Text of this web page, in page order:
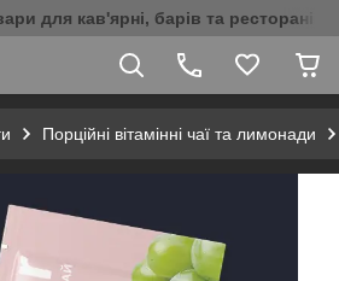
для кав'ярні, барів та ресторанів
Порційні вітамінні чаї та лимонади